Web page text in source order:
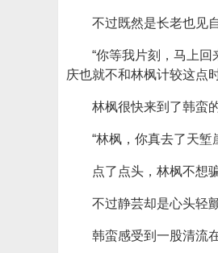
不过既然是长老也见
“你等我片刻，马上
庆也就不和林枫计较这点
林枫很快来到了韩蛮
“林枫，你真去了天堑
点了点头，林枫不想
不过静芸却是心头轻
韩蛮感受到一股清流